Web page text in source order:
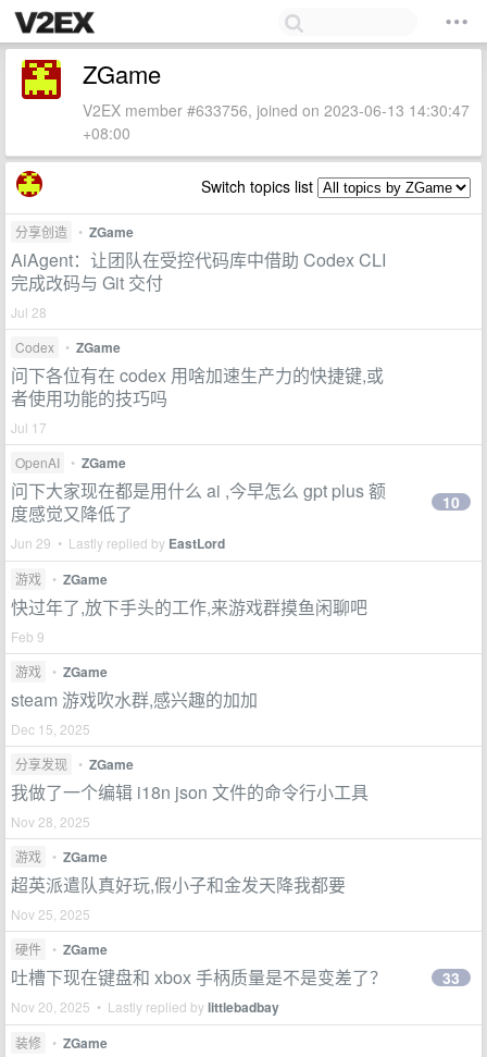
ZGame
V2EX member #633756, joined on 2023-06-13 14:30:47
+08:00
Switch topics list
分享创造 • ZGame
AiAgent：让团队在受控代码库中借助 Codex CLI
完成改码与 Git 交付
Jul 28
Codex
• ZGame
问下各位有在 codex 用啥加速生产力的快捷键,或
者使用功能的技巧吗
Jul 17
OpenAI
• ZGame
问下大家现在都是用什么 ai ,今早怎么 gpt plus 额
度感觉又降低了
Jun 29 • Lastly replied by EastLord
10
游戏 • ZGame
快过年了,放下手头的工作,来游戏群摸鱼闲聊吧
Feb 9
游戏
• ZGame
steam 游戏吹水群,感兴趣的加加
Dec 15, 2025
分享发现
• ZGame
我做了一个编辑 i18n json 文件的命令行小工具
Nov 28, 2025
游戏
• ZGame
超英派遣队真好玩,假小子和金发天降我都要
Nov 25, 2025
硬件
• ZGame
吐槽下现在键盘和 xbox 手柄质量是不是变差了？
Nov 20, 2025 • Lastly replied bylittlebadbay
33
装修 • ZGame